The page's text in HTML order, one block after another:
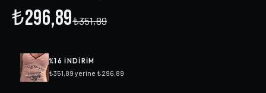
₺296,89₺351,89
%16 INDIRIM
₺351,89 yerine ₺296,89